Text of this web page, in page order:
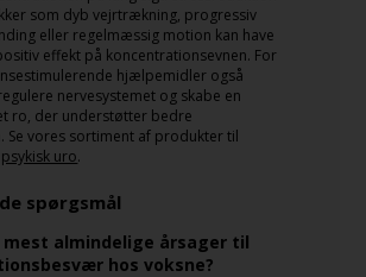
som dyb vejrtrækning, progressiv
eller regelmæssig motion kan have
effekt på koncentrationsevnen. For
hjælpemidler også
nervesystemet og skabe en
ro, der understøtter bedre
Se vores sortiment af produkter til
psykisk uro.
spørgsmål
mest almindelige årsager til
hos voksne?